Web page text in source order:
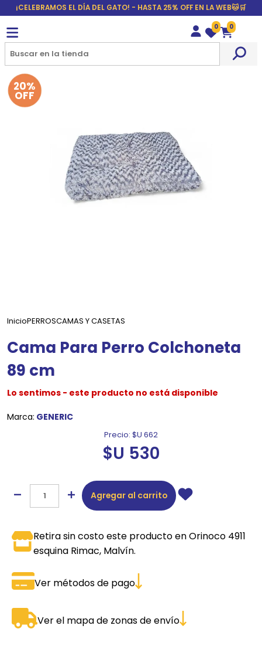
¡CELEBRAMOS EL DÍA DEL GATO! - HASTA 25% OFF EN LA WEB🐱🛒
Wishlist
0
Carrito
0
20%
OFF
InicioPERROSCAMAS Y CASETAS
Cama Para Perro Colchoneta
89 cm
Lo sentimos - este producto no está disponible
Marca: GENERIC
Precio: $U 662
$U 530
Agregar al carrito
Retira sin costo este producto en Orinoco 4911
esquina Rimac, Malvín.
Ver métodos de pago
Ver el mapa de zonas de envío